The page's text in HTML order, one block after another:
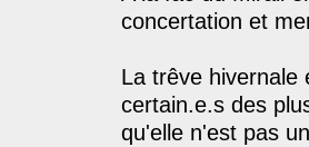
concertation et
La trêve hivernale
certain.e.s des
qu'elle n'est pas